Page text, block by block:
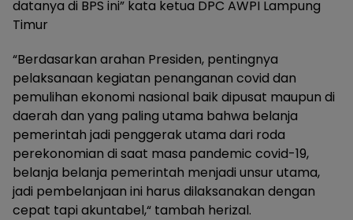
datanya di BPS ini” kata ketua DPC AWPI Lampung
Timur
“Berdasarkan arahan Presiden, pentingnya
pelaksanaan kegiatan penanganan covid dan
pemulihan ekonomi nasional baik dipusat maupun di
daerah dan yang paling utama bahwa belanja
pemerintah jadi penggerak utama dari roda
perekonomian di saat masa pandemic covid-19,
belanja belanja pemerintah menjadi unsur utama,
jadi pembelanjaan ini harus dilaksanakan dengan
cepat tapi akuntabel,“ tambah herizal.